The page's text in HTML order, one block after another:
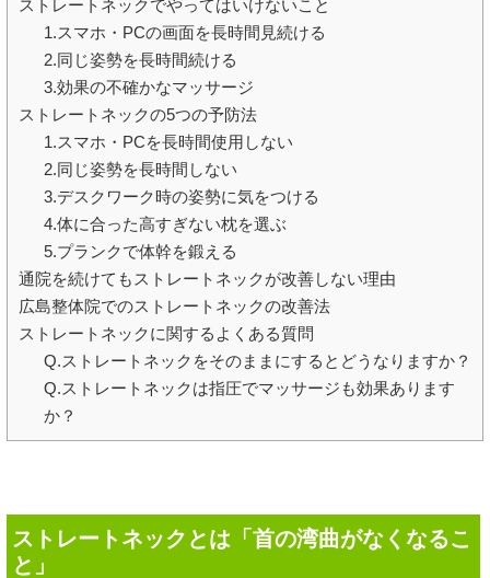
ストレートネックでやってはいけないこと
1.スマホ・PCの画面を長時間見続ける
2.同じ姿勢を長時間続ける
3.効果の不確かなマッサージ
ストレートネックの5つの予防法
1.スマホ・PCを長時間使用しない
2.同じ姿勢を長時間しない
3.デスクワーク時の姿勢に気をつける
4.体に合った高すぎない枕を選ぶ
5.プランクで体幹を鍛える
通院を続けてもストレートネックが改善しない理由
広島整体院でのストレートネックの改善法
ストレートネックに関するよくある質問
Q.ストレートネックをそのままにするとどうなりますか？
Q.ストレートネックは指圧でマッサージも効果あります
か？
ストレートネックとは「首の湾曲がなくなるこ
と」